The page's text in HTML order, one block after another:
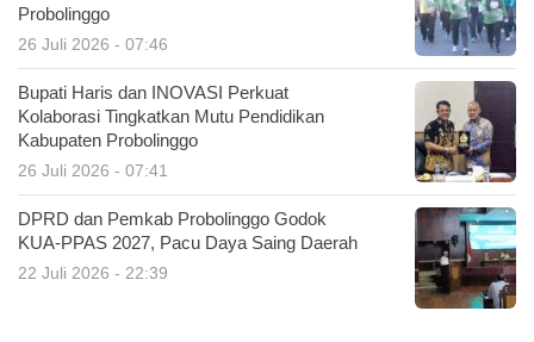
Probolinggo
26 Juli 2026 - 07:46
Bupati Haris dan INOVASI Perkuat
Kolaborasi Tingkatkan Mutu Pendidikan
Kabupaten Probolinggo
26 Juli 2026 - 07:41
DPRD dan Pemkab Probolinggo Godok
KUA-PPAS 2027, Pacu Daya Saing Daerah
22 Juli 2026 - 22:39